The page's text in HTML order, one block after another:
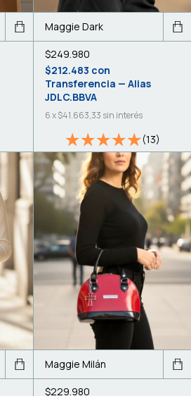
Maggie Dark
$249.980
$212.483 con
Transferencia — Alias
JDLC.BBVA
6x$41.663,33 sin interés
(13)
Maggie Milán
$229.980